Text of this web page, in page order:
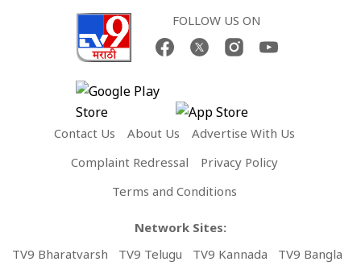
FOLLOW US ON
Contact Us About Us
Advertise With Us
Complaint Redressal
Privacy Policy
Terms and Conditions
Network Sites:
TV9 Bharatvarsh
TV9 Telugu TV9 Kannada TV9 Bangla